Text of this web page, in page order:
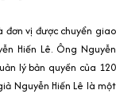
đơn vị được chuyển giao
Hiến Lê. Ông Nguyễn
lý bản quyền của 120
Nguyễn Hiến Lê là một